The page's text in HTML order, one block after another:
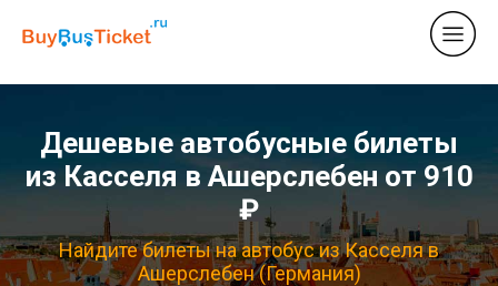
Дешевые автобусные билеты
из Касселя в Ашерслебен от 910
₽
Найдите билеты на автобус из Касселя в
Ашерслебен (Германия)